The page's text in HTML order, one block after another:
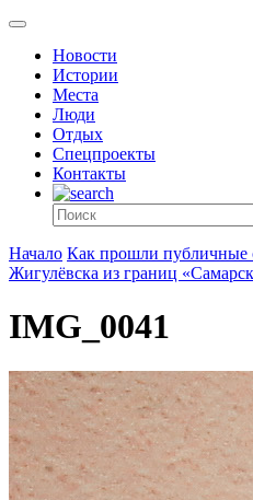
Новости
Истории
Места
Люди
Отдых
Спецпроекты
Контакты
Начало Как прошли
Жигулёвска из границ
IMG_0041